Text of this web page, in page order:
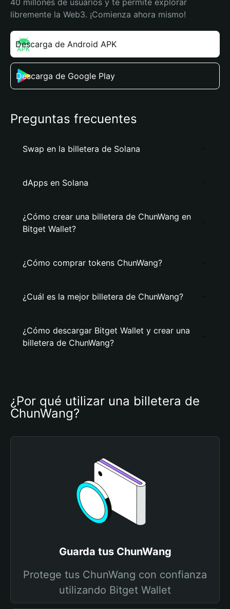
40 millones de usuarios y te permite explorar
libremente la Web3. ¡Comienza ahora mismo!
Descarga de Android APK
Descarga de Google Play
Preguntas frecuentes
Swap en la billetera de Solana
dApps en Solana
¿Cómo crear una billetera de ChunWang en
Bitget Wallet?
¿Cómo comprar tokens ChunWang?
¿Cuál es la mejor billetera de ChunWang?
¿Cómo descargar Bitget Wallet y crear una
billetera de ChunWang?
¿Por qué utilizar una billetera de
ChunWang?
Guarda tus ChunWang
Protege tus ChunWang con confianza
utilizando Bitget Wallet